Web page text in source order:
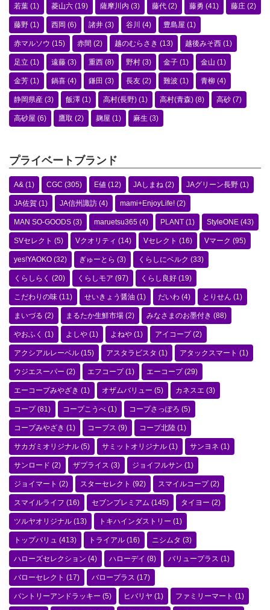
若葉 (1) 菱山六 (19) 薩摩川内 (3) 藤代 (2) 藤勇 (41) 藤庄 (2)
藤野 (1) 西岡 (6) 諸井 (3) 谷川 (4) 豊島屋 (1)
赤マルソウ (15) 赤間 (2) 越のむらさき (13) 越後みそ西 (1)
足立 (1) 遠藤 (3) 重西 (8) 野村 (3) 金子 (1) 金山 (1)
金芳 (1) 鍋喜 (4) 鎌田 (3) 長友 (2) 難波 (1) 青柳 (4)
静岡県産 (3) 飯澤 (1) 高村(長野) (1) 高村(青森) (8) 高砂 (7)
高砂屋 (6) 鷹取 (2) 麹屋 (1) 麻生 (3)
プライベートブランド
A& (1) CGC (305) E値 (12) JAしまね (2) JAグリーン長野 (1)
JA佐賀 (1) JA信州諏訪 (4) mami+EnjoyLife! (2)
MAN SO-GOODS (3) maruetsu365 (4) PLANT (1) StyleONE (43)
SVセレクト (5) Vクオリティ (14) Vセレクト (16) Vマーク (95)
yes!YAOKO (32) ぎゅーとら (3) くらしにベルク (33)
くらしらく (20) くらしモア (97) くらし良好 (19)
こだわりの味 (11) せいきょう醤油 (1) だいわ (4) とりせん (1)
まいづる (2) まるたか生鮮市場 (2) みなさまのお墨付き (88)
やおふく (1) よしや (1) よねや (1) アイコープ(2)
アクシアルレーベル (15) アスタラビスタ (1) アタックスマート (1)
ウジエスーパー (2) エフコープ(1) エーコープ(29)
エーコープみやざき (1) オザムバリュー (5) カネスエ (3)
コープ(81) コープこうべ (1) コープさっぽろ (5)
コープみやざき (1) コープス (9) コープ北陸 (1)
サカガミオリジナル (5) サミットオリジナル (1) サンヨネ (1)
サンロード (2) ザプライス (3) ジョイフルサン (1)
ジョイマート (2) スターセレクト (92) スマイルコープ(2)
スマイルライフ (16) セブンプレミアム (145) タイヨー (2)
ツルヤオリジナル (13) トキハインダストリー (1)
トップバリュ (413) トライアル (16) ニシムタ (3)
ハローズセレクション (4) ハローデイ (8) バリュープラス (1)
バローセレクト (17) バロープラス (17)
パントリーアンドラッキー (5) ヒバリヤ (1) ファミリーマート (1)